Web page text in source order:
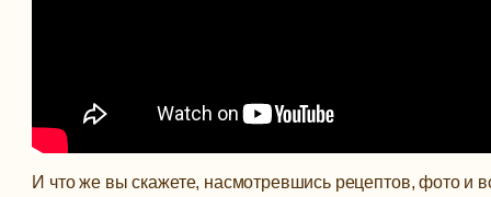
И что же вы скажете, насмотревшись рецептов, фото и